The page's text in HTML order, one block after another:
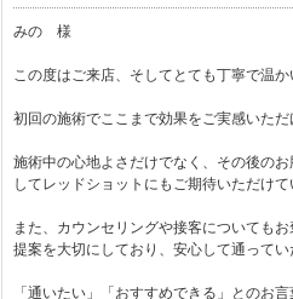
みの 様
この度はご来店、そしてとても丁寧で温
初回の施術でここまで効果をご実感いた
施術中の心地よさだけでなく、その後の
してレッドショットにもご期待いただけて
また、カウンセリングや接客についても
提案を大切にしており、安心して通って
「通いたい」「おすすめできる」とのお